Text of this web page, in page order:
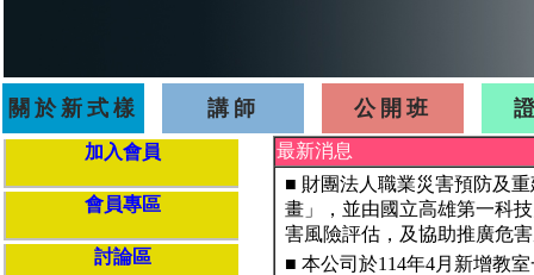
關於新式樣 講師 公開班
加入會員
會員專區
討論區
最新消息
■ 財團法人職業災害預防及
畫」，並由國立高雄第一科
害風險評估，及協助推廣危
■ 本公司於114年4月新增教